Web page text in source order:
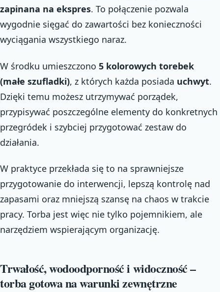
zapinana na ekspres. To połączenie pozwala
wygodnie sięgać do zawartości bez konieczności
wyciągania wszystkiego naraz.
W środku umieszczono 5 kolorowych torebek
(małe szufladki), z których każda posiada uchwyt.
Dzięki temu możesz utrzymywać porządek,
przypisywać poszczególne elementy do konkretnych
przegródek i szybciej przygotować zestaw do
działania.
W praktyce przekłada się to na sprawniejsze
przygotowanie do interwencji, lepszą kontrolę nad
zapasami oraz mniejszą szansę na chaos w trakcie
pracy. Torba jest więc nie tylko pojemnikiem, ale
narzędziem wspierającym organizację.
Trwałość, wodoodporność i widoczność –
torba gotowa na warunki zewnętrzne